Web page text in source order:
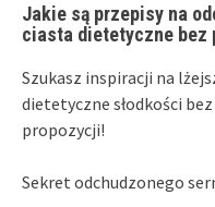
Jakie są przepisy na
ciasta dietetyczne bez
Szukasz inspiracji na
dietetyczne słodkości
propozycji!
Sekret odchudzonego